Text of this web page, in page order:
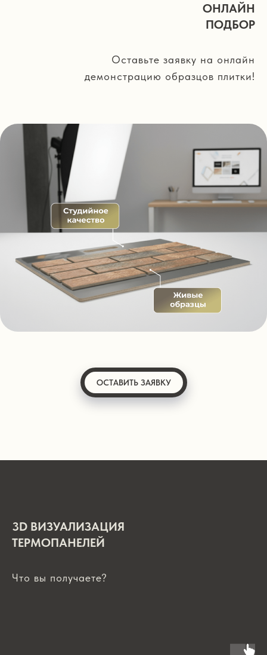
ОНЛАЙН
ПОДБОР
Оставьте заявку на онлайн
демонстрацию образцов плитки!
ОСТАВИТЬ ЗАЯВКУ
3D ВИЗУАЛИЗАЦИЯ
ТЕРМОПАНЕЛЕЙ
Что вы получаете?